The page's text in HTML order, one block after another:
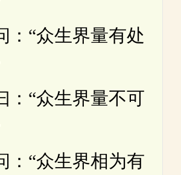
“众生界量有处
“众生界量不可
“众生界相为有